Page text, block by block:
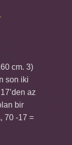
cm. 3)
son iki
az
bir
70 -17 =